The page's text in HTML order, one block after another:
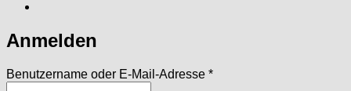
Anmelden
Benutzername oder E-Mail-Adresse *Erforderlich